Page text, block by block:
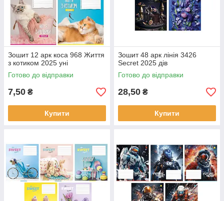
Зошит 12 арк коса 968 Життя
з котиком 2025 уні
Готово до відправки
7,50 ₴
Купити
Зошит 48 арк лінія 3426
Secret 2025 дів
Готово до відправки
28,50 ₴
Купити